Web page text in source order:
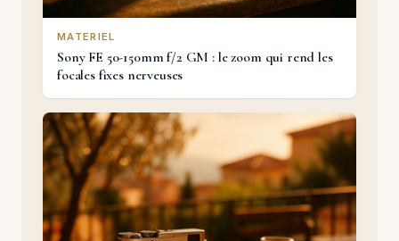
MATERIEL
Sony FE 50-150mm f/2 GM : le zoom qui rend les
focales fixes nerveuses